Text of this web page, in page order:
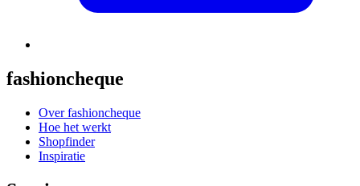
fashioncheque
Over fashioncheque
Hoe het werkt
Shopfinder
Inspiratie